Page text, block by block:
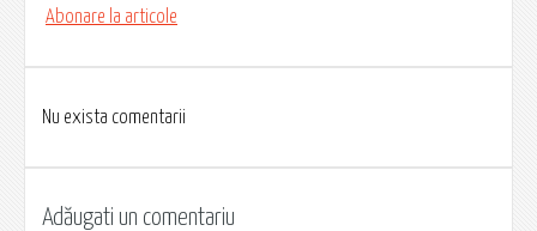
Abonare la articole
Nu exista comentarii
Adăugati un comentariu